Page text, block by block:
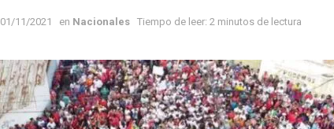
01/11/2021 en Nacionales Tiempo de leer: 2 minutos de lectura